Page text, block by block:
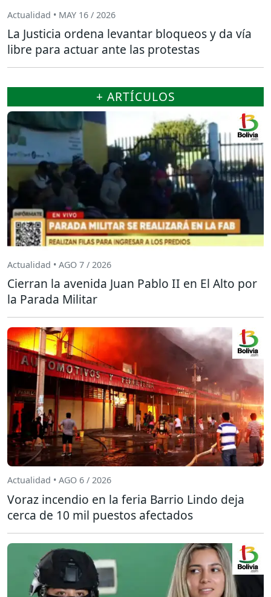
Actualidad • MAY 16 / 2026
La Justicia ordena levantar bloqueos y da vía
libre para actuar ante las protestas
+ ARTÍCULOS
Actualidad • AGO 7 / 2026
Cierran la avenida Juan Pablo II en El Alto por
la Parada Militar
Actualidad • AGO 6 / 2026
Voraz incendio en la feria Barrio Lindo deja
cerca de 10 mil puestos afectados